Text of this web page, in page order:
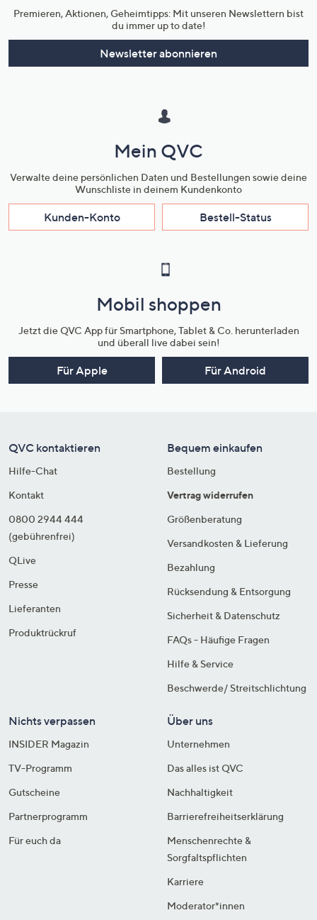
Premieren, Aktionen, Geheimtipps: Mit unseren Newslettern bist
du immer up to date!
Newsletter abonnieren
Mein QVC
Verwalte deine persönlichen Daten und Bestellungen sowie deine
Wunschliste in deinem Kundenkonto
Kunden-Konto Bestell-Status
Mobil shoppen
Jetzt die QVC App für Smartphone, Tablet & Co. herunterladen
und überall live dabei sein!
Für Apple Für Android
QVC kontaktieren
Hilfe-Chat
Kontakt
0800 2944 444
(gebührenfrei)
QLive
Presse
Lieferanten
Produktrückruf
Bequem einkaufen
Bestellung
Vertrag widerrufen
Größenberatung
Versandkosten & Lieferung
Bezahlung
Rücksendung & Entsorgung
Sicherheit & Datenschutz
FAQs - Häufige Fragen
Hilfe & Service
Beschwerde/ Streitschlichtung
Nichts verpassen
INSIDER Magazin
TV-Programm
Gutscheine
Partnerprogramm
Für euch da
Über uns
Unternehmen
Das alles ist QVC
Nachhaltigkeit
Barrierefreiheitserklärung
Menschenrechte &
Sorgfaltspflichten
Karriere
Moderator*innen